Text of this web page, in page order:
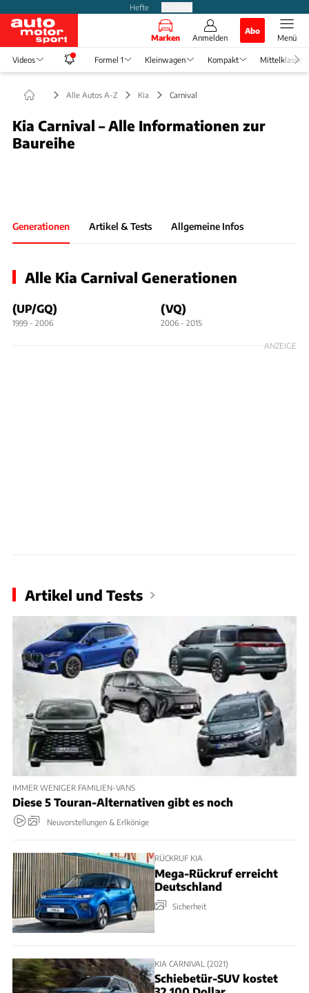
Hefte
Marken Anmelden
Abo
Menü
Videos Formel 1 Kleinwagen Kompakt Mittelklasse
Alle Autos A-Z Kia Carnival
Kia Carnival – Alle Informationen zur
Baureihe
Generationen Artikel & Tests Allgemeine Infos
Alle Kia Carnival Generationen
(UP/GQ)
1999 - 2006
(VQ)
2006 - 2015
ANZEIGE
Artikel und Tests
IMMER WENIGER FAMILIEN-VANS
Diese 5 Touran-Alternativen gibt es noch
Neuvorstellungen & Erlkönige
RÜCKRUF KIA
Mega-Rückruf erreicht
Deutschland
Sicherheit
KIA CARNIVAL (2021)
Schiebetür-SUV kostet